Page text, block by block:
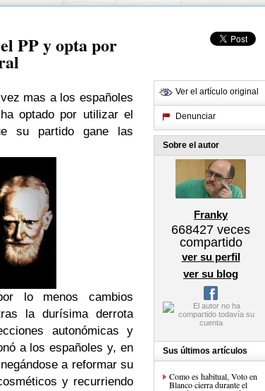
PP y opta por
mas a los españoles
optado por utilizar el
su partido gane las
lo menos cambios
la durísima derrota
autonómicas y
a los españoles y, en
a reformar su
y recurriendo
Ver el artículo original
Denunciar
Sobre el autor
Franky
668427 veces
compartido
ver su perfil
ver su blog
Sus últimos artículos
Como es habitual, Voto en
Blanco cierra durante el